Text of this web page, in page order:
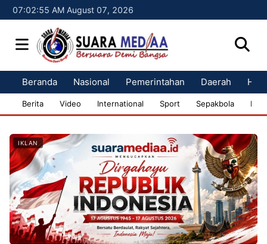
07:02:56 AM August 07, 2026
Beranda Nasional Pemerintahan Daerah
Berita Video International Sport Sepakbola
IKLAN